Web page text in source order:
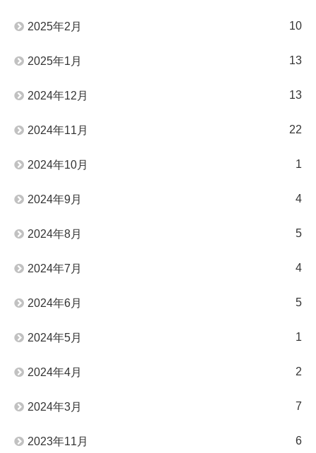
2025年2月 10
2025年1月 13
2024年12月 13
2024年11月 22
2024年10月 1
2024年9月 4
2024年8月 5
2024年7月 4
2024年6月 5
2024年5月 1
2024年4月 2
2024年3月 7
2023年11月 6